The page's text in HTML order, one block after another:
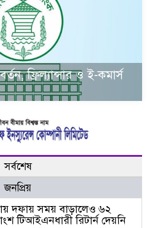
ফ্রিল্যান্সার ও ই-কমার্স
সর্বশেষ
জনপ্রিয়
দফায় সময় বাড়ালেও ৬২
টিআইএনধারী রিটার্ন দেয়নি